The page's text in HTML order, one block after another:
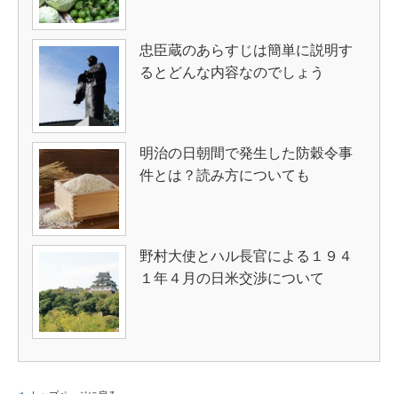
忠臣蔵のあらすじは簡単に説明す
るとどんな内容なのでしょう
明治の日朝間で発生した防穀令事
件とは？読み方についても
野村大使とハル長官による１９４
１年４月の日米交渉について